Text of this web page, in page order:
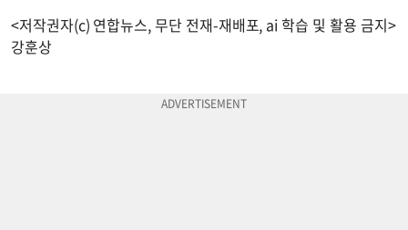
<저작권자(c) 연합뉴스, 무단 전재-재배포, ai 학습 및 활용 금지>
강훈상